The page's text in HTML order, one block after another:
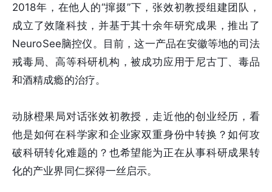
2018年，在他人的“撺掇”下，张效初教授组建团队，
成立了效隆科技，并基于其十余年研究成果，推出了
NeuroSee脑控仪。目前，这一产品在安徽等地的司法
戒毒局、高等科研机构，被成功应用于尼古丁、毒品
和酒精成瘾的治疗。
动脉橙果局对话张效初教授，走近他的创业经历，看
他是如何在科学家和企业家双重身份中转换？如何攻
破科研转化难题的？也希望能为正在从事科研成果转
化的产业界同仁探得一丝启示。